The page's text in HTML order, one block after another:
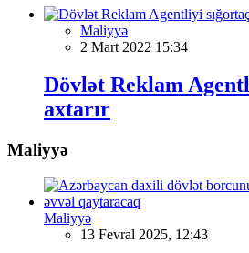
Maliyyə
2 Mart 2022 15:34
Dövlət Reklam
axtarır
Maliyyə
Maliyyə
13 Fevral 2025, 12:43